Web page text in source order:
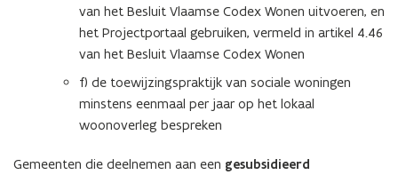
van het Besluit Vlaamse Codex Wonen uitvoeren, en
het Projectportaal gebruiken, vermeld in artikel 4.46
van het Besluit Vlaamse Codex Wonen
f) de toewijzingspraktijk van sociale woningen
minstens eenmaal per jaar op het lokaal
woonoverleg bespreken
Gemeenten die deelnemen aan een gesubsidieerd